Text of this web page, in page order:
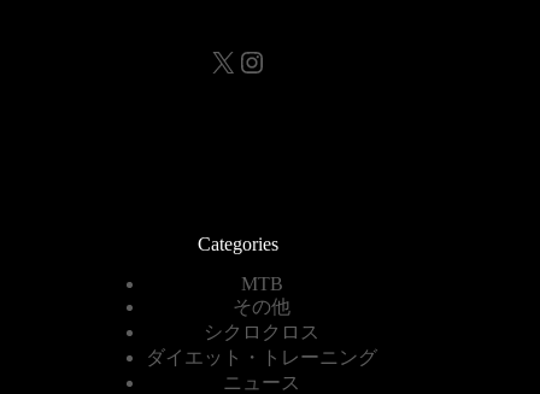
X Instagram
Categories
MTB
その他
シクロクロス
ダイエット・トレーニング
ニュース